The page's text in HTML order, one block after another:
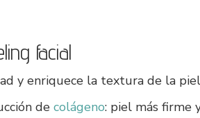
facial
y enriquece la textura de la
de colágeno: piel más firme